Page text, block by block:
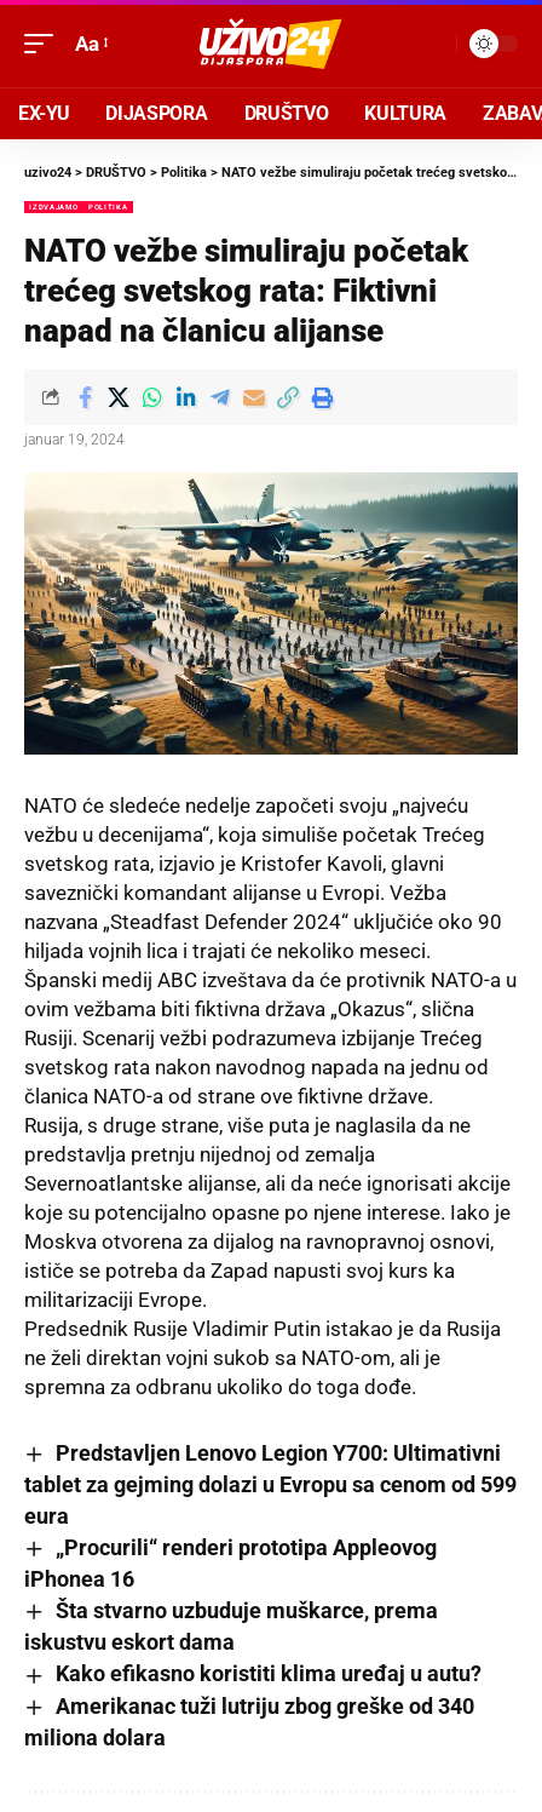
Aa
EX-YU DIJASPORA DRUŠTVO KULTURA
uzivo24 > DRUŠTVO > Politika > NATO vežbe simuliraju početak trećeg svetskog rata: Fiktivni napad na članicu alijanse
IZDVAJAMO POLITIKA
NATO vežbe simuliraju početak
trećeg svetskog rata: Fiktivni
napad na članicu alijanse
januar 19, 2024
NATO će sledeće nedelje započeti svoju „najveću
vežbu u decenijama“, koja simuliše početak Trećeg
svetskog rata, izjavio je Kristofer Kavoli, glavni
saveznički komandant alijanse u Evropi. Vežba
nazvana „Steadfast Defender 2024“ uključiće oko 90
hiljada vojnih lica i trajati će nekoliko meseci.
Španski medij ABC izveštava da će protivnik NATO-a u
ovim vežbama biti fiktivna država „Okazus“, slična
Rusiji. Scenarij vežbi podrazumeva izbijanje Trećeg
svetskog rata nakon navodnog napada na jednu od
članica NATO-a od strane ove fiktivne države.
Rusija, s druge strane, više puta je naglasila da ne
predstavlja pretnju nijednoj od zemalja
Severnoatlantske alijanse, ali da neće ignorisati akcije
koje su potencijalno opasne po njene interese. Iako je
Moskva otvorena za dijalog na ravnopravnoj osnovi,
ističe se potreba da Zapad napusti svoj kurs ka
militarizaciji Evrope.
Predsednik Rusije Vladimir Putin istakao je da Rusija
ne želi direktan vojni sukob sa NATO-om, ali je
spremna za odbranu ukoliko do toga dođe.
Predstavljen Lenovo Legion Y700: Ultimativni
tablet za gejming dolazi u Evropu sa cenom od 599
eura
„Procurili“ renderi prototipa Appleovog
iPhonea 16
Šta stvarno uzbuduje muškarce, prema
iskustvu eskort dama
Kako efikasno koristiti klima uređaj u autu?
Amerikanac tuži lutriju zbog greške od 340
miliona dolara